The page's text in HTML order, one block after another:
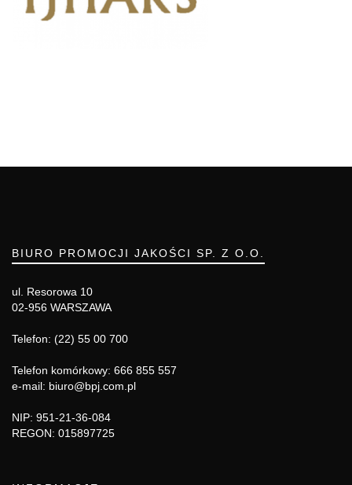
BIURO PROMOCJI JAKOŚCI SP. Z O.O.
ul. Resorowa 10
02-956 WARSZAWA
Telefon: (22) 55 00 700
Telefon komórkowy: 666 855 557
e-mail: biuro@bpj.com.pl
NIP: 951-21-36-084
REGON: 015897725